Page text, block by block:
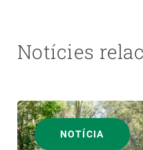
Notícies
NOTÍCIA